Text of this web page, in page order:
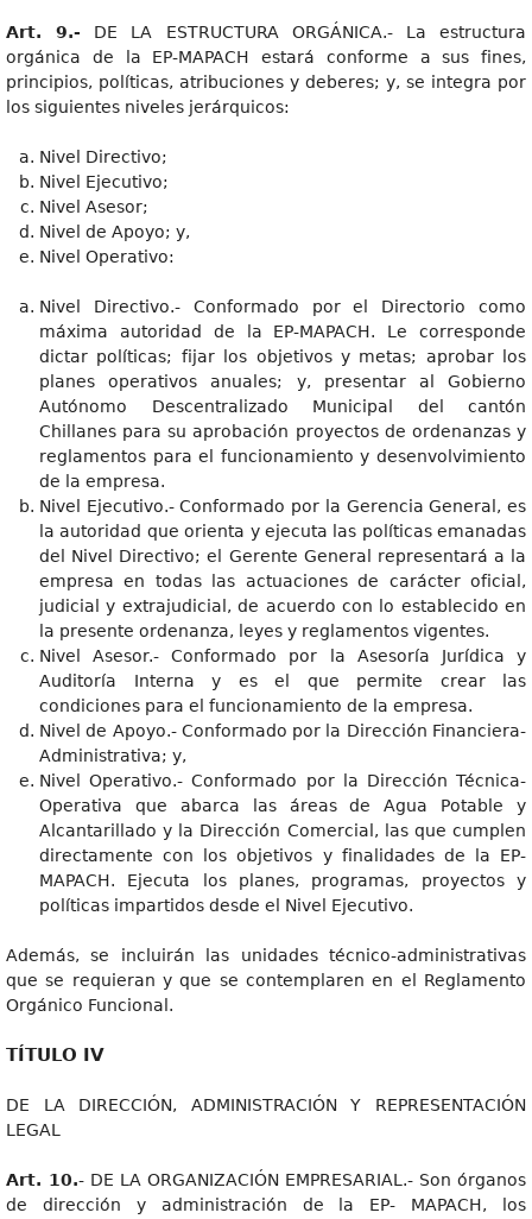
Art. 9.- DE LA ESTRUCTURA ORGÁNICA.- La estructura
orgánica de la EP-MAPACH estará conforme a sus fines,
principios, políticas, atribuciones y deberes; y, se integra por
los siguientes niveles jerárquicos:
Nivel Directivo;
Nivel Ejecutivo;
Nivel Asesor;
Nivel de Apoyo; y,
Nivel Operativo:
Nivel Directivo.- Conformado por el Directorio como
máxima autoridad de la EP-MAPACH. Le corresponde
dictar políticas; fijar los objetivos y metas; aprobar los
planes operativos anuales; y, presentar al Gobierno
Autónomo Descentralizado Municipal del cantón
Chillanes para su aprobación proyectos de ordenanzas y
reglamentos para el funcionamiento y desenvolvimiento
de la empresa.
Nivel Ejecutivo.- Conformado por la Gerencia General, es
la autoridad que orienta y ejecuta las políticas emanadas
del Nivel Directivo; el Gerente General representará a la
empresa en todas las actuaciones de carácter oficial,
judicial y extrajudicial, de acuerdo con lo establecido en
la presente ordenanza, leyes y reglamentos vigentes.
Nivel Asesor.- Conformado por la Asesoría Jurídica y
Auditoría Interna y es el que permite crear las
condiciones para el funcionamiento de la empresa.
Nivel de Apoyo.- Conformado por la Dirección Financiera-
Administrativa; y,
Nivel Operativo.- Conformado por la Dirección Técnica-
Operativa que abarca las áreas de Agua Potable y
Alcantarillado y la Dirección Comercial, las que cumplen
directamente con los objetivos y finalidades de la EP-
MAPACH. Ejecuta los planes, programas, proyectos y
políticas impartidos desde el Nivel Ejecutivo.
Además, se incluirán las unidades técnico-administrativas
que se requieran y que se contemplaren en el Reglamento
Orgánico Funcional.
TÍTULO IV
DE LA DIRECCIÓN, ADMINISTRACIÓN Y REPRESENTACIÓN
LEGAL
Art. 10.- DE LA ORGANIZACIÓN EMPRESARIAL.- Son órganos
de dirección y administración de la EP- MAPACH, los